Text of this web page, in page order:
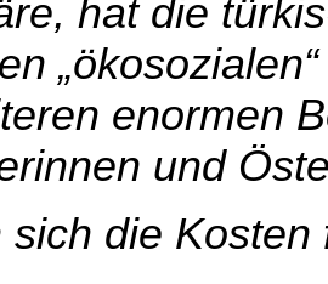
hat die
enormen
und
sich die